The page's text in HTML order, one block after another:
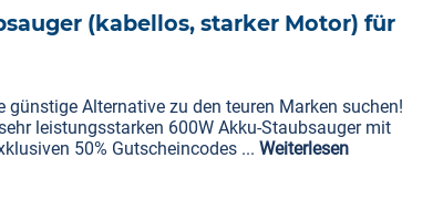
(kabellos, starker Motor) für
günstige Alternative zu den teuren Marken suchen!
leistungsstarken 600W Akku-Staubsauger mit
50% Gutscheincodes ... Weiterlesen